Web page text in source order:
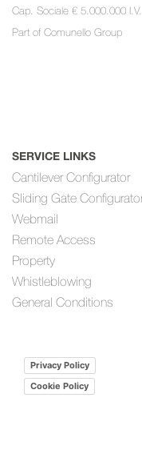
Cap. Sociale € 5.000.000 I.V.
Part of Comunello Group
SERVICE LINKS
Cantilever Configurator
Sliding Gate
Webmail
Remote Access
Property
Whistleblowing
General Conditions
Privacy Policy
Cookie Policy